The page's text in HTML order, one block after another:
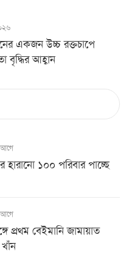
একজন উচ্চ রক্তচাপে
বৃদ্ধির আহ্বান
আগে
হারানো ১০০ পরিবার পাচ্ছে
আগে
প্রথম বেইমানি জামায়াত